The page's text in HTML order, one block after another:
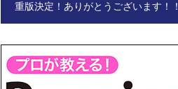
重版決定！ありがとうございます！！